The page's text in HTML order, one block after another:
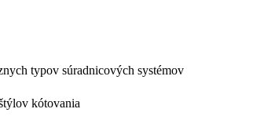
typov súradnicových systémov
kótovania